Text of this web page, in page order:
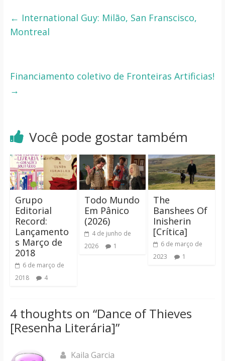
← International Guy: Milão, San Franscisco,
Montreal
Financiamento coletivo de Fronteiras Artificias!
→
Você pode gostar também
Grupo
Editorial
Record:
Lançamento
s Março de
2018
6 de março de
2018
4
Todo Mundo
Em Pânico
(2026)
4 de junho de
2026
1
The
Banshees Of
Inisherin
[Crítica]
6 de março de
2023
1
4 thoughts on “Dance of Thieves
[Resenha Literária]”
Kaila Garcia